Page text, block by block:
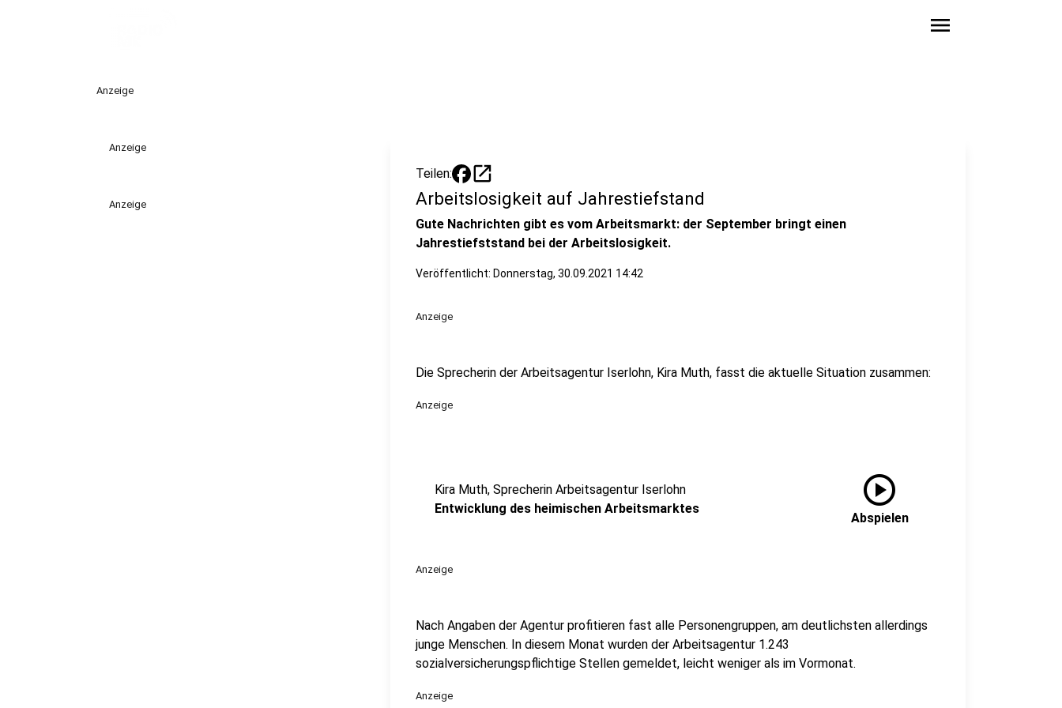
menu
Anzeige
Anzeige
Anzeige
Teilen: open_in_new
Arbeitslosigkeit auf Jahrestiefstand
Gute Nachrichten gibt es vom Arbeitsmarkt: der September bringt einen
Jahrestiefststand bei der Arbeitslosigkeit.
Veröffentlicht: Donnerstag, 30.09.2021 14:42
Anzeige
Die Sprecherin der Arbeitsagentur Iserlohn, Kira Muth, fasst die aktuelle Situation zusammen:
Anzeige
Kira Muth, Sprecherin Arbeitsagentur Iserlohn
Entwicklung des heimischen Arbeitsmarktes
play_circle
Abspielen
Anzeige
Nach Angaben der Agentur profitieren fast alle Personengruppen, am deutlichsten allerdings
junge Menschen. In diesem Monat wurden der Arbeitsagentur 1.243
sozialversicherungspflichtige Stellen gemeldet, leicht weniger als im Vormonat.
Anzeige